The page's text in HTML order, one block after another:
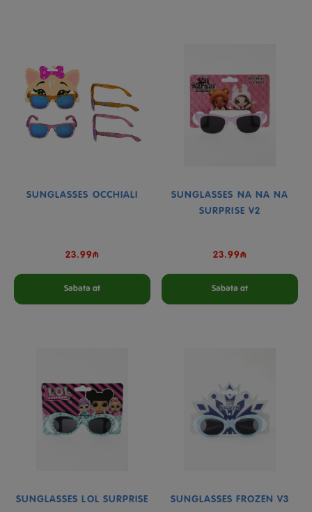
SUNGLASSES OCCHIALI
23.99₼
Səbətə at
SUNGLASSES NA NA NA
SURPRISE V2
23.99₼
Səbətə at
SUNGLASSES LOL SURPRISE SUNGLASSES FROZEN V3